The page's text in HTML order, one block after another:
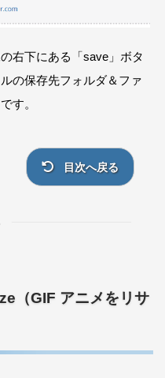
右下にある「save」ボタ
の保存先フォルダ＆ファ
す。
目次へ戻る
（GIF アニメをリサ